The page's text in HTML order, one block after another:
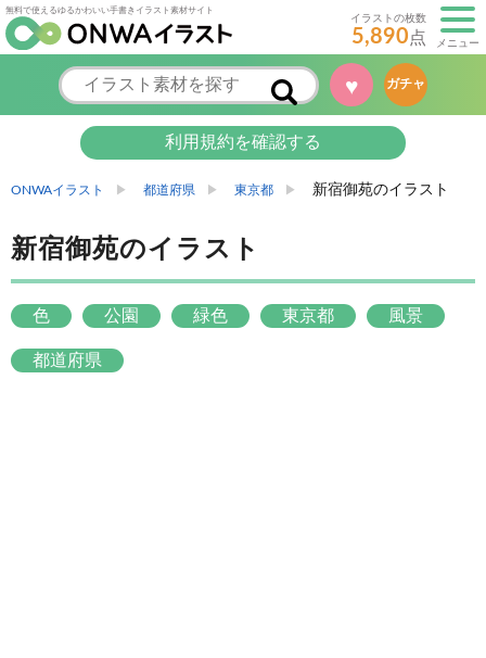
無料で使えるゆるかわいい手書きイラスト素材サイト
イラストの枚数
5,890点 メニュー
♥ ガチャ
利用規約を確認する
ONWAイラスト 都道府県 東京都 新宿御苑のイラスト
新宿御苑のイラスト
色 公園 緑色 東京都 風景
都道府県